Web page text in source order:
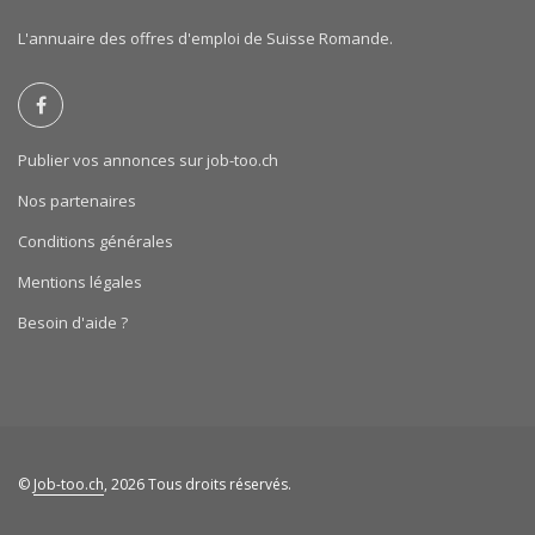
L'annuaire des offres d'emploi de Suisse Romande.
Publier vos annonces sur job-too.ch
Nos partenaires
Conditions générales
Mentions légales
Besoin d'aide ?
© Job-too.ch, 2026 Tous droits réservés.